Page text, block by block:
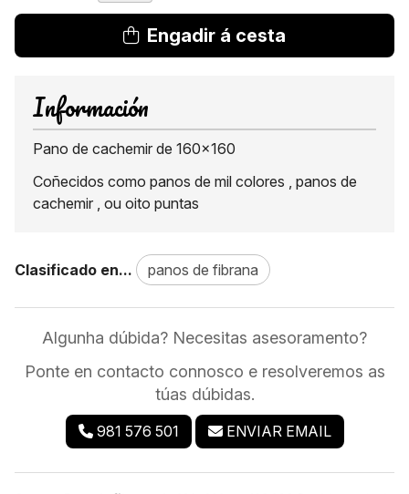
Engadir á cesta
Información
Pano de cachemir de 160x160
Coñecidos como panos de mil colores , panos de
cachemir , ou oito puntas
Clasificado en... panos de fibrana
Algunha dúbida? Necesitas asesoramento?
Ponte en contacto connosco e resolveremos as
túas dúbidas.
981 576 501 ENVIAR EMAIL